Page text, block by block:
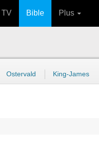
TV Bible Plus
Ostervald King-James